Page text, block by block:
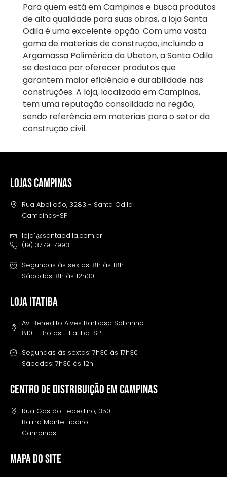
Para quem está em Campinas e busca produtos
de alta qualidade para suas obras, a loja Santa
Odila é uma excelente opção. Com uma vasta
gama de materiais de construção, incluindo a
Argamassa Polimérica da Ubeton, a Santa Odila
se destaca por oferecer produtos que
garantem maior eficiência e durabilidade nas
construções. A loja, localizada em Campinas,
tem uma reputação consolidada na região,
sendo referência em materiais para o setor da
construção civil.
LOJAS CAMPINAS
Rua Abolição, 3283 - Santa Odila
Campinas-SP
loja1@santaodila.com.br
(19) 3779-7993
Segundas às sextas: 8h às 18h
Sábados: 8h às 12h30
LOJA ITATIBA
Av. Benedito Alves Barbosa Sobrinho
810 - Brotas - Itatiba-SP
Segundas às sextas: 7h30 às 17h30
Sábados: 7h30 às 12h
Centro de distribuição em campinas
Rua Gastão Tepedino, 350
Bairro Monte Líbano
Campinas
MAPA DO SITE